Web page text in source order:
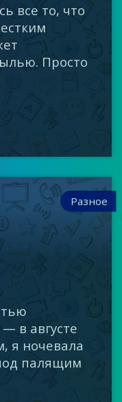
все то, что
Просто
Разное
в августе
я ночевала
палящим